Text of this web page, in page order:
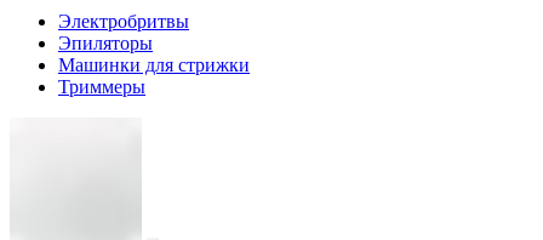
Электробритвы
Эпиляторы
Машинки для стрижки
Триммеры